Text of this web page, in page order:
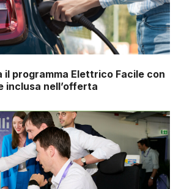
il programma Elettrico Facile con
inclusa nell’offerta